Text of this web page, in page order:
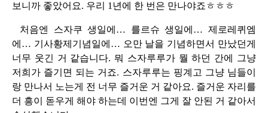
보니까 좋았어요. 우리 1년에 한 번은 만나야죠ㅎㅎㅎ
처음엔 스자쿠 생일에… 를르슈 생일에… 제로레퀴엠
에… 기사황제기념일에… 오만 날을 기념하면서 만났던게
너무 웃긴 거 같습니다. 뭐 스자루루가 뭘 하던 간에 그냥
저희가 즐기면 되는 거죠. 스자루루는 핑계고 그냥 님들이
랑 만나서 노는게 전 너무 즐거운 거 같아요. 즐거운 자리를
더 흥이 돋우게 해야 하는데 이번엔 그게 잘 안된 거 같아서